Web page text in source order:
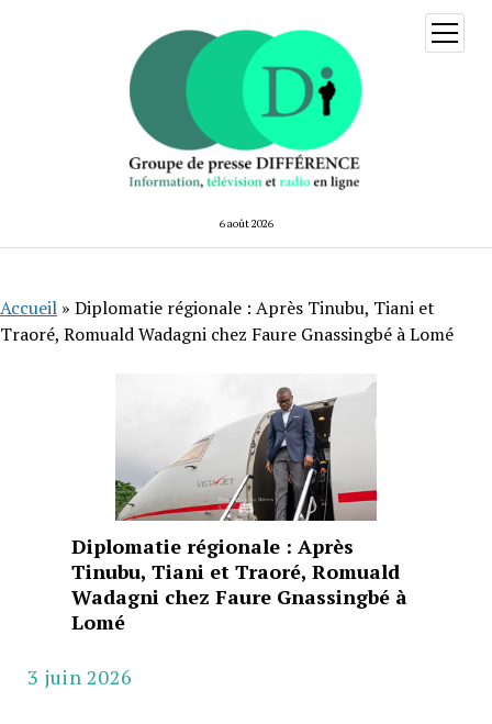
6 août 2026
ouvrir
menu
Accueil » Diplomatie régionale : Après Tinubu, Tiani et
Traoré, Romuald Wadagni chez Faure Gnassingbé à Lomé
Diplomatie régionale : Après
Tinubu, Tiani et Traoré, Romuald
Wadagni chez Faure Gnassingbé à
Lomé
3 juin 2026